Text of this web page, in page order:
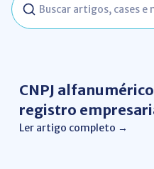
Buscar
CNPJ
registro
Ler artigo completo →